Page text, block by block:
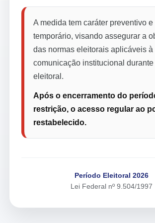
A medida tem caráter preventivo e
temporário, visando assegurar a
das normas eleitorais aplicáveis à
comunicação institucional
eleitoral.
Após o encerramento do
restrição, o acesso regular ao
restabelecido.
Período Eleitoral 2026
Lei Federal nº 9.504/1997